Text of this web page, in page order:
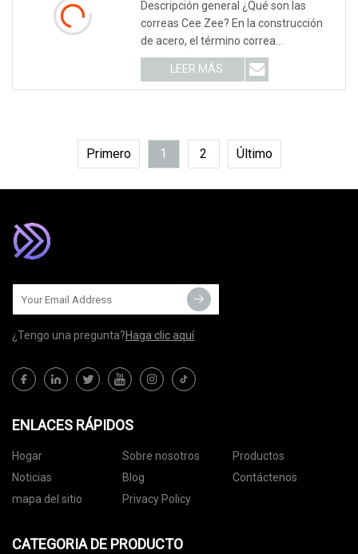
Ligero Máquina Formadora De
Rollos De Correas CZ Máquina
Formadora De Quillas Cee Zee
Anterior Con Rollos De Canal C
Descripción general ¿Qué son las
correas Cee Zee? En la construcción
de acero, el término correa
generalmente se refie
LEER MÁS
Primero 1 2 Último
¿Tengo una pregunta?Haga clic aquí
ENLACES RÁPIDOS
Hogar Sobre nosotros
Productos
Noticias
Blog
Contáctenos
mapa del sitio
Privacy Policy
CATEGORIA DE PRODUCTO